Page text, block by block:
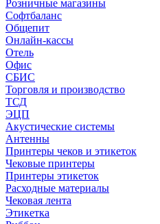
Розничные магазины
Софтбаланс
Общепит
Онлайн-кассы
Отель
Офис
СБИС
Торговля и производство
ТСД
ЭЦП
Акустические системы
Антенны
Принтеры чеков и этикеток
Чековые принтеры
Принтеры этикеток
Расходные материалы
Чековая лента
Этикетка